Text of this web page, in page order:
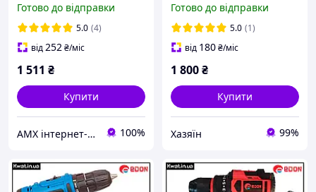
Готово до відправки
5.0 (4)
від252₴/міс
1 511 ₴
Купити
AMX інтернет-магазин інструменту 100%
Готово до відправки
5.0 (1)
від 180₴/міс
1 800₴
Купити
Хазяїн 99%